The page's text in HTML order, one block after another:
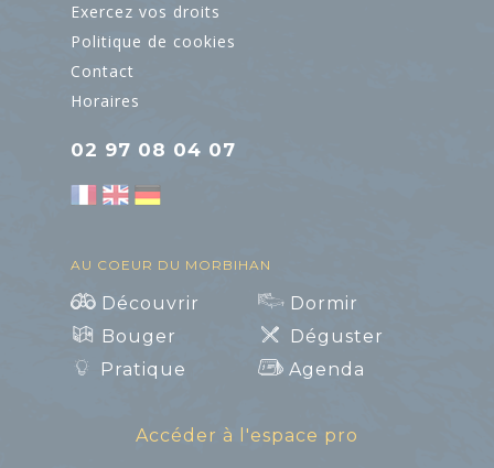
Art et Culture
Exercez vos droits
Politique de cookies
Contact
Horaires
02 97 08 04 07
AU COEUR DU MORBIHAN
Découvrir
Dormir
Bouger
Déguster
Pratique
Agenda
Accéder à l'espace pro